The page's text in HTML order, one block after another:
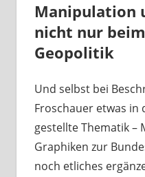
Manipulation
nicht nur
Geopolitik
Und selbst bei
Froschauer etwas
gestellte Thematik –
Graphiken zur
noch etliches